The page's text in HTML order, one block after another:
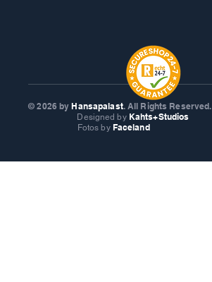
© 2026 byHansapalast. All Rights Reserved.
Fotos by Faceland
Designed by Kahts+Studios